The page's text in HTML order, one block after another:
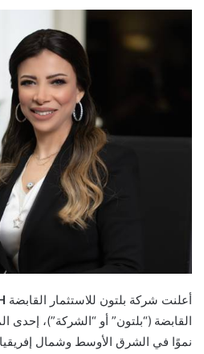
أعلنت شركة بلتون للاستثمار القابضة
القابضة (“بلتون” أو “الشركة”)، إحدى
نموًا في الشرق الأوسط وشمال